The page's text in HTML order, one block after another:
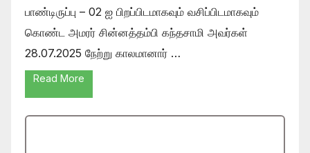
பாண்டிருப்பு – 02 ஐ பிறப்பிடமாகவும் வசிப்பிடமாகவும்
கொண்ட அமரர் சின்னத்தம்பி கந்தசாமி அவர்கள்
28.07.2025 நேற்று காலமானார் …
Read More